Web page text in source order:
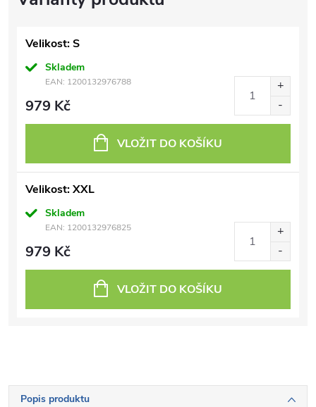
Velikost: S
Skladem
EAN: 1200132976788
979 Kč
VLOŽIT DO KOŠÍKU
Velikost: XXL
Skladem
EAN: 1200132976825
979 Kč
VLOŽIT DO KOŠÍKU
Popis produktu